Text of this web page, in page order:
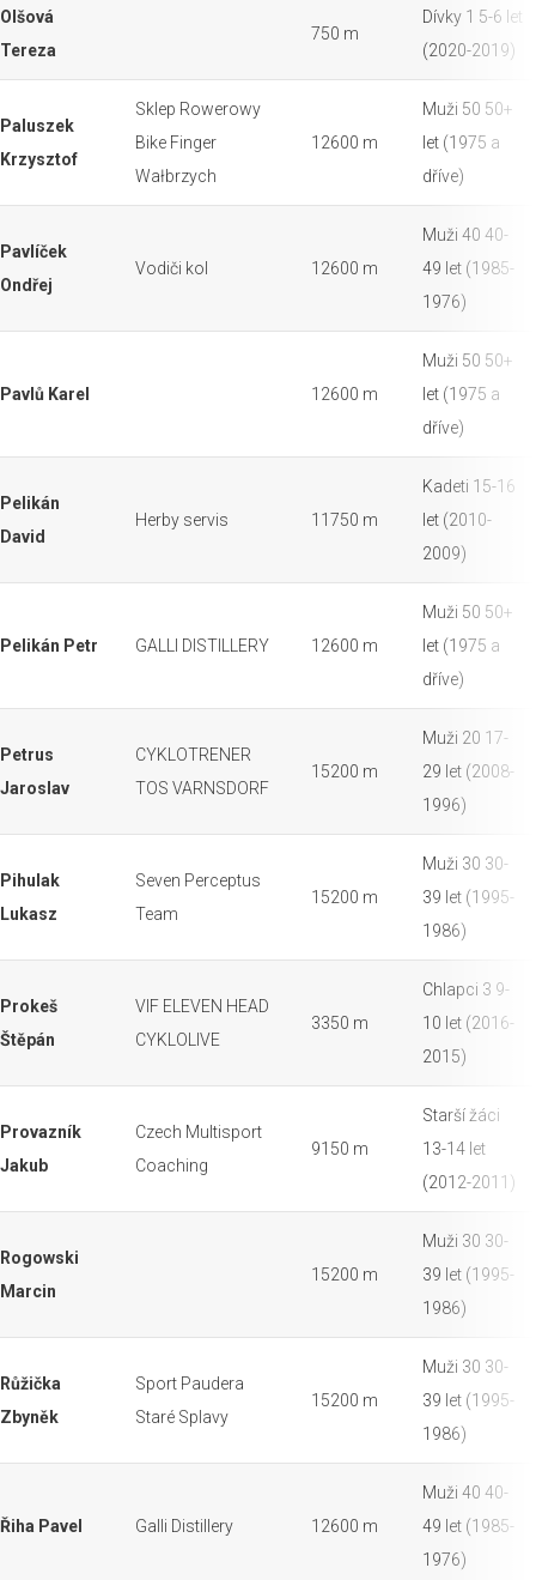
Olšová
Tereza
750 m
Dívky 1 5-6 let
(2020-2019)
Paluszek
Krzysztof
Sklep Rowerowy
Bike Finger
Wałbrzych
12600 m
Muži 50 50+
let (1975 a
dříve)
Pavlíček
Ondřej
Vodiči kol 12600 m
Muži 40 40-
49 let (1985-
1976)
Pavlů Karel 12600 m
Muži 50 50+
let (1975 a
dříve)
Pelikán
David
Herby servis 11750 m
Kadeti 15-16
let (2010-
2009)
Pelikán Petr GALLI DISTILLERY 12600 m
Muži 50 50+
let (1975 a
dříve)
Petrus
Jaroslav
CYKLOTRENER
TOS VARNSDORF
15200 m
Muži 20 17-
29 let (2008-
1996)
Pihulak
Lukasz
Seven Perceptus
Team
15200 m
Muži 30 30-
39 let (1995-
1986)
Prokeš
Štěpán
VIF ELEVEN HEAD
CYKLOLIVE
3350 m
Chlapci 3 9-
10 let (2016-
2015)
Provazník
Jakub
Czech Multisport
Coaching
9150 m
Starší žáci
13-14 let
(2012-2011)
Rogowski
Marcin
15200 m
Muži 30 30-
39 let (1995-
1986)
Růžička
Zbyněk
Sport Paudera
Staré Splavy
15200 m
Muži 30 30-
39 let (1995-
1986)
Řiha Pavel Galli Distillery 12600 m
Muži 40 40-
49 let (1985-
1976)